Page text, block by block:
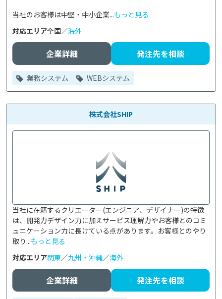
当社のお客様は中堅・中小企業...もっと見る
対応エリア全国／海外
企業詳細 発注先を相談
業務システム WEBシステム
株式会社SHIP
当社に在籍するクリエーター(エンジニア、デザイナー)の特徴
は、開発力デザイン力に加えサービス理解力やお客様とのコミ
ュニケーション力に長けている点があります。お客様とのやり
取り...もっと見る
対応エリア関東／九州・沖縄／海外
企業詳細 発注先を相談